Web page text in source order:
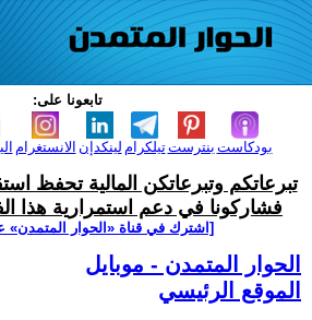
تابعونا على:
الانستغرام لينكدإن تيلكرامبنترست بودكاست
تبرعاتكم وتبرعاتكن المالية تحفظ
فشاركونا في دعم استمرارية هذا
[اشترك في قناة ‫«الحوار المتمدن»
الحوار المتمدن - موبايل
الموقع الرئيسي